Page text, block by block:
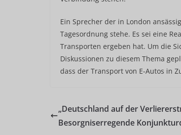
Ein Sprecher der in London
Tagesordnung stehe. Es sei eine
Transporten ergeben hat. Um die
Diskussionen zu diesem Thema
dass der Transport von E-Autos in
„Deutschland auf der
Besorgniserregende